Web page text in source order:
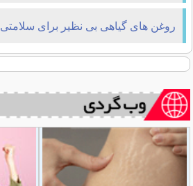
روغن های گیاهی بی نظیر برای سلامتی